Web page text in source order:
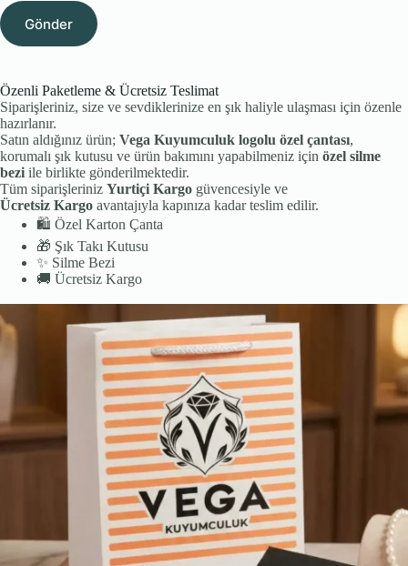
Gönder
Özenli Paketleme & Ücretsiz Teslimat
Siparişleriniz, size ve sevdiklerinize en şık haliyle ulaşması için özenle
hazırlanır.
Satın aldığınız ürün; Vega Kuyumculuk logolu özel çantası,
korumalı şık kutusu ve ürün bakımını yapabilmeniz için özel silme
bezi ile birlikte gönderilmektedir.
Tüm siparişleriniz Yurtiçi Kargo güvencesiyle ve
Ücretsiz Kargo avantajıyla kapınıza kadar teslim edilir.
🛍️ Özel Karton Çanta
🎁 Şık Takı Kutusu
✨ Silme Bezi
🚚 Ücretsiz Kargo